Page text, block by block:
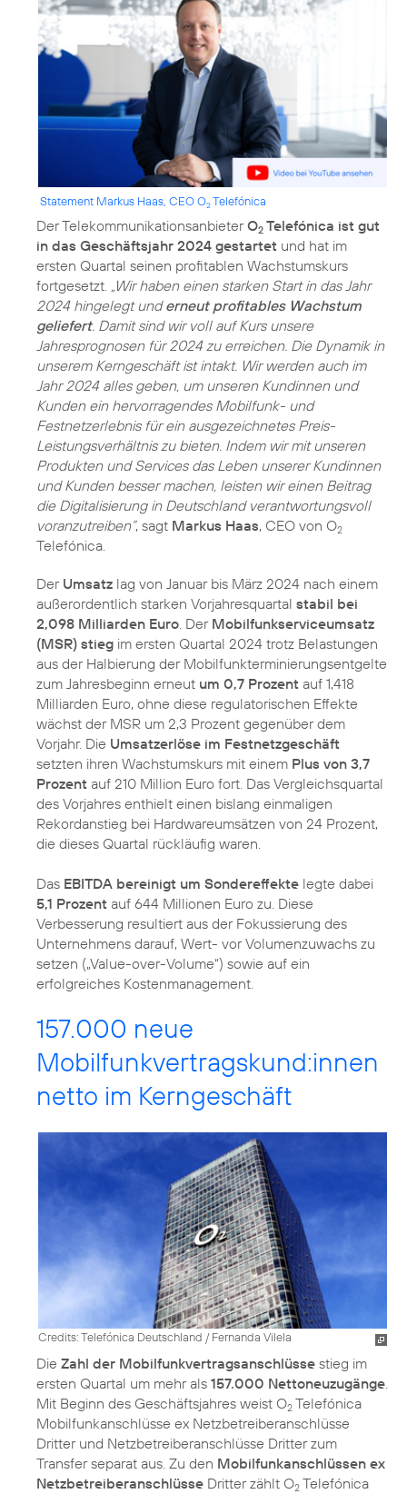
Statement Markus Haas, CEO O2Telefónica
Der TelekommunikationsanbieterO2 Telefónica ist gut
in das Geschäftsjahr 2024 gestartet und hat im
ersten Quartal seinen profitablen Wachstumskurs
fortgesetzt.
„Wir haben einen starken Start in das Jahr
2024 hingelegt underneut profitables Wachstum
geliefert. Damit sind wir voll auf Kurs unsere
Jahresprognosen für 2024 zu erreichen. Die Dynamik in
unserem Kerngeschäft ist intakt. Wir werden auch im
Jahr 2024 alles geben, um unseren Kundinnen und
Kunden ein hervorragendes Mobilfunk- und
Festnetzerlebnis für ein ausgezeichnetes Preis-
Leistungsverhältnis zu bieten. Indem wir mit unseren
Produkten und Services das Leben unserer Kundinnen
und Kunden besser machen, leisten wir einen Beitrag
die Digitalisierung in Deutschland verantwortungsvoll
voranzutreiben“, sagt Markus Haas, CEO von O2
Telefónica.
Der Umsatz lag von Januar bis März 2024 nach einem
außerordentlich starken Vorjahresquartal stabil bei
2,098 Milliarden Euro . Der Mobilfunkserviceumsatz
(MSR) stieg im ersten Quartal 2024 trotz Belastungen
aus der Halbierung der Mobilfunkterminierungsentgelte
zum Jahresbeginn erneut um 0,7 Prozent auf 1,418
Milliarden Euro, ohne diese regulatorischen Effekte
wächst der MSR um 2,3 Prozent gegenüber dem
Vorjahr. Die Umsatzerlöse im Festnetzgeschäft
setzten ihren Wachstumskurs mit einem Plus von 3,7
Prozent auf 210 Million Euro fort. Das Vergleichsquartal
des Vorjahres enthielt einen bislang einmaligen
Rekordanstieg bei Hardwareumsätzen von 24 Prozent,
die dieses Quartal rückläufig waren.
Das EBITDA bereinigt um Sondereffekte legte dabei
5,1 Prozent auf 644 Millionen Euro zu. Diese
Verbesserung resultiert aus der Fokussierung des
Unternehmens darauf, Wert- vor Volumenzuwachs zu
setzen („Value-over-Volume“) sowie auf ein
erfolgreiches Kostenmanagement.
157.000 neue
Mobilfunkvertragskund:innen
netto im Kerngeschäft
Credits: Telefónica Deutschland / Fernanda Vilela
Die Zahl der Mobilfunkvertragsanschlüsse stieg im
ersten Quartal um mehr als 157.000 Nettoneuzugänge.
Mit Beginn des Geschäftsjahres weist O2 Telefónica
Mobilfunkanschlüsse ex Netzbetreiberanschlüsse
Dritter und Netzbetreiberanschlüsse Dritter zum
Transfer separat aus. Zu den Mobilfunkanschlüssen ex
Netzbetreiberanschlüsse Dritter zählt O2 Telefónica